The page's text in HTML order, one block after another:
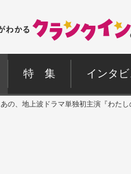
特 集 インタ
あの、地上波ドラマ単独初主演『わた